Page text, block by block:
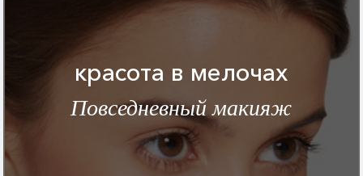
красота в мелочах
Повседневный макияж